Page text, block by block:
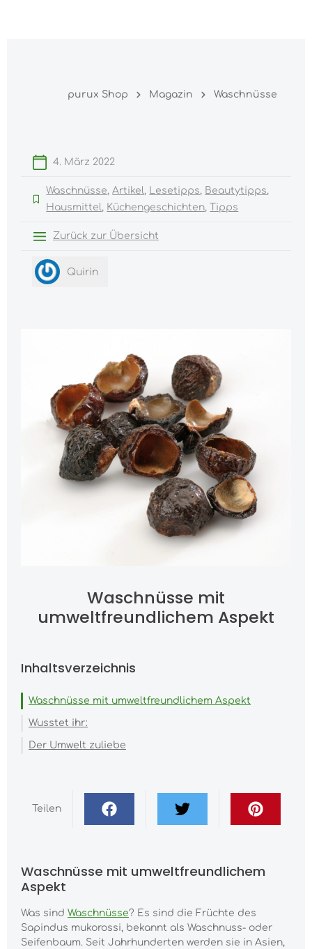
purux Shop Magazin Waschnüsse
4. März 2022
Waschnüsse Artikel Lesetipps
Beautytipps
Hausmittel Küchengeschichten Tipps
Zurück zur Übersicht
Quirin
Waschnüsse mit
umweltfreundlichem Aspekt
Inhaltsverzeichnis
Waschnüsse mit umweltfreundlichem Aspekt
Wusstet ihr:
Der Umwelt zuliebe
Teilen
Waschnüsse mit umweltfreundlichem
Aspekt
Was sind Waschnüsse? Es sind die Früchte des
Sapindus mukorossi, bekannt als Waschnuss- oder
Seifenbaum. Seit Jahrhunderten werden sie in Asien,